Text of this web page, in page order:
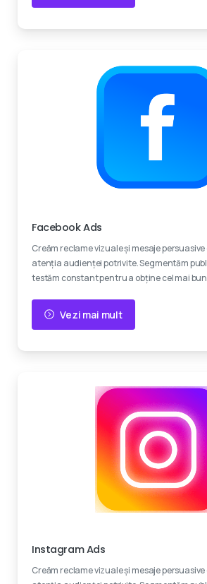
Facebook Ads
Creăm reclame vizuale și mesaje
atenția audienței potrivite. Segmentăm
testăm constant pentru a obține cel mai
Vezi mai mult
Instagram Ads
Creăm reclame vizuale și mesaje